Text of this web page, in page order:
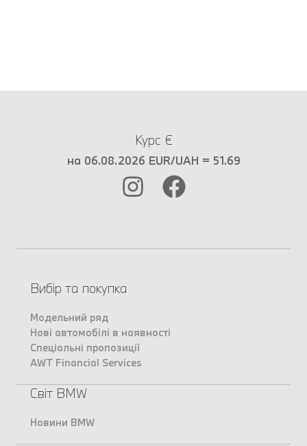
Курс €
на 06.08.2026 EUR/UAH = 51.69
Вибір та покупка
Модельний ряд
Нові автомобілі в наявності
Спеціальні пропозиції
AWT Financial Services
Світ BMW
Новини BMW